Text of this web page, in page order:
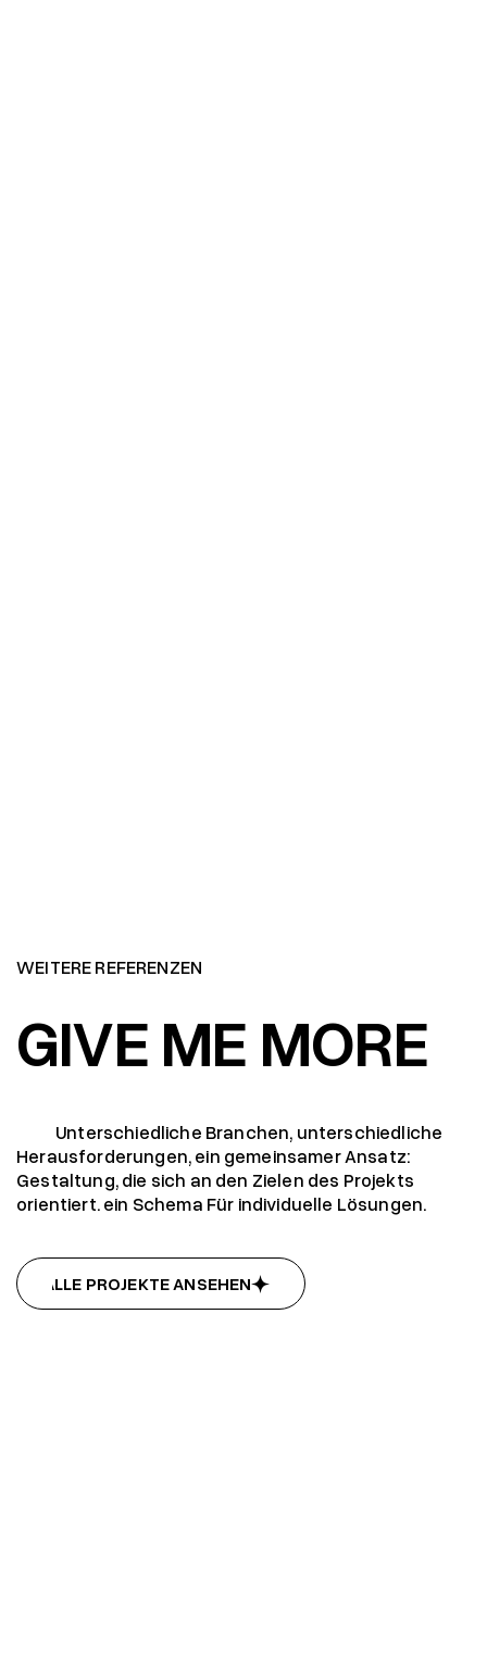
WEITERE REFERENZEN
GIVE ME MORE
Unterschiedliche Branchen, unterschiedliche
Herausforderungen, ein gemeinsamer Ansatz:
Gestaltung, die sich an den Zielen des Projekts
orientiert. ein Schema Für individuelle Lösungen.
ALLE PROJEKTE ANSEHEN